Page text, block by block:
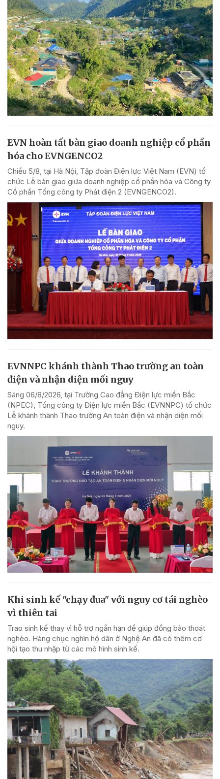
EVN hoàn tất bàn giao doanh nghiệp cổ phần
hóa cho EVNGENCO2
Chiều 5/8, tại Hà Nội, Tập đoàn Điện lực Việt Nam (EVN) tổ
chức Lễ bàn giao giữa doanh nghiệp cổ phần hóa và Công ty
Cổ phần Tổng công ty Phát điện 2 (EVNGENCO2).
EVNNPC khánh thành Thao trường an toàn
điện và nhận diện mối nguy
Sáng 06/8/2026, tại Trường Cao đẳng Điện lực miền Bắc
(NPEC), Tổng công ty Điện lực miền Bắc (EVNNPC) tổ chức
Lễ khánh thành Thao trường An toàn điện và nhận diện mối
nguy.
Khi sinh kế "chạy đua" với nguy cơ tái nghèo
vì thiên tai
Trao sinh kế thay vì hỗ trợ ngắn hạn để giúp đồng bào thoát
nghèo. Hàng chục nghìn hộ dân ở Nghệ An đã có thêm cơ
hội tạo thu nhập từ các mô hình sinh kế.